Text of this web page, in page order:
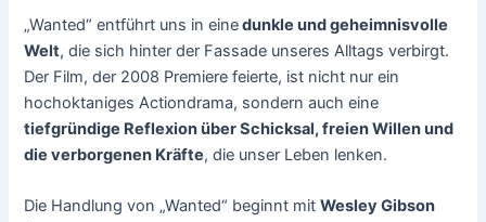
„Wanted“ entführt uns in einedunkle und geheimnisvolle
Welt, die sich hinter der Fassade unseres Alltags verbirgt.
Der Film, der 2008 Premiere feierte, ist nicht nur ein
hochoktaniges Actiondrama, sondern auch eine
tiefgründige Reflexion über Schicksal, freien Willen und
die verborgenen Kräfte, die unser Leben lenken.
Die Handlung von „Wanted“ beginnt mitWesley Gibson